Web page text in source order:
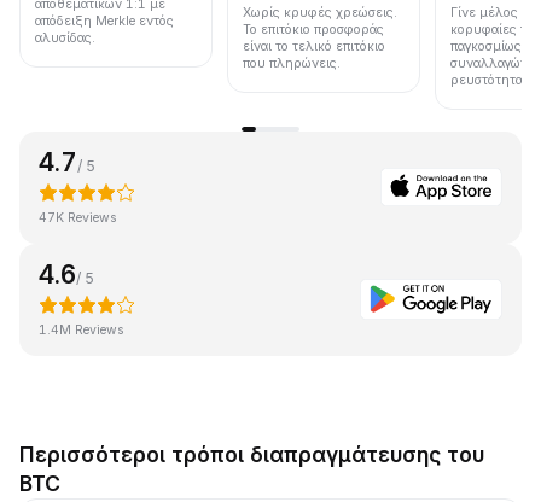
αποθεματικών 1:1 με
απόδειξη Merkle εντός
αλυσίδας.
Χωρίς κρυφές χρεώσεις.
Το επιτόκιο προσφοράς
είναι το τελικό επιτόκιο
που πληρώνεις.
Γίνε μέλος
κορυφαίες
παγκοσμίως
συναλλαγών
ρευστότητα.
4.7 / 5
47K Reviews
4.6/ 5
1.4M Reviews
Περισσότεροι τρόποι διαπραγμάτευσης του
BTC